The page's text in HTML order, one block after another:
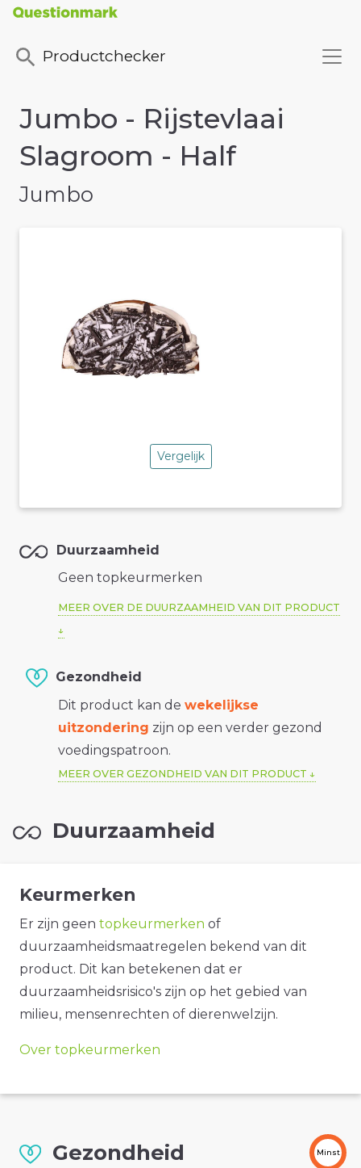
Productchecker
Jumbo - Rijstevlaai
Slagroom - Half
Jumbo
Vergelijk
Duurzaamheid
Geen topkeurmerken
MEER OVER DE DUURZAAMHEID VAN DIT PRODUCT
Gezondheid
Dit product kan de wekelijkse
uitzondering zijn op een verder gezond
voedingspatroon.
MEER OVER GEZONDHEID VAN DIT PRODUCT
Duurzaamheid
Keurmerken
Er zijn geen topkeurmerken of
duurzaamheidsmaatregelen bekend van dit
product. Dit kan betekenen dat er
duurzaamheidsrisico's zijn op het gebied van
milieu, mensenrechten of dierenwelzijn.
Over topkeurmerken
Gezondheid Minst